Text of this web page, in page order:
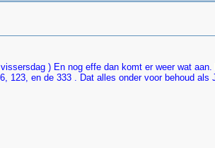
) En nog effe dan komt er weer wat
123, en de 333 . Dat alles onder voor behoud als